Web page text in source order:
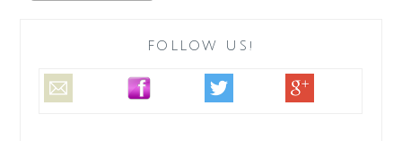
FOLLOW US!